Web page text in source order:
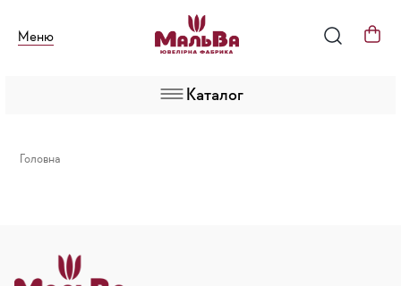
Меню
Каталог
Головна